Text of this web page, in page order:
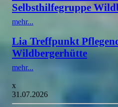
Selbsthilfegruppe
mehr...
Lia Treffpunkt
Wildbergerhütte
mehr...
x
31.07.2026